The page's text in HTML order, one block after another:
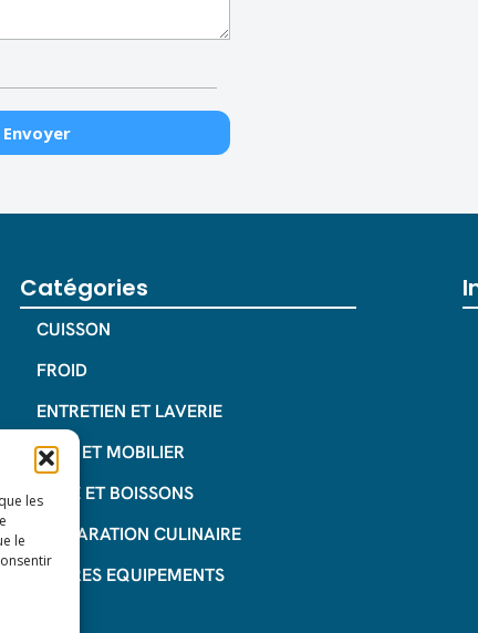
les
le
Catégories
CUISSON
FROID
ENTRETIEN ET LAVERIE
INOX ET MOBILIER
CAFE ET BOISSONS
PREPARATION CULINAIRE
AUTRES EQUIPEMENTS